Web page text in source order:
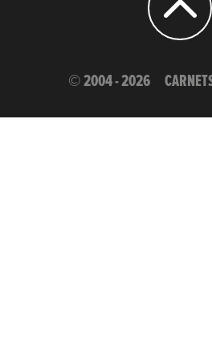
© 2004 - 2026